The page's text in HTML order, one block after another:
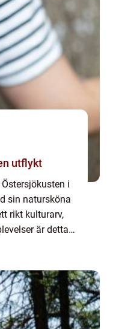
en utflykt
i
sin natursköna
rikt kulturarv,
är detta